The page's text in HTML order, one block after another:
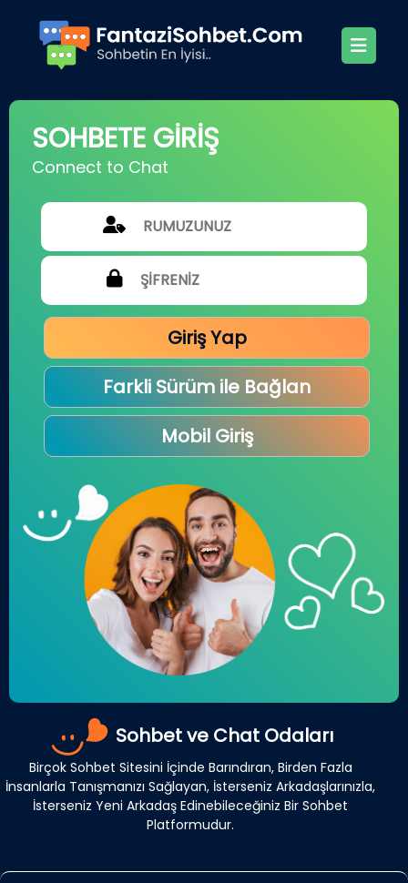
SOHBETE GİRİŞ
Connect to Chat
Giriş Yap
Farkli Sürüm ile Bağlan
Mobil Giriş
Sohbet ve Chat Odaları
Birçok Sohbet Sitesini İçinde Barındıran, Birden Fazla
İnsanlarla Tanışmanızı Sağlayan, İsterseniz Arkadaşlarınızla,
İsterseniz Yeni Arkadaş Edinebileceğiniz Bir Sohbet
Platformudur.